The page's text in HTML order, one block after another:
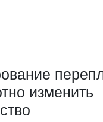
изменить